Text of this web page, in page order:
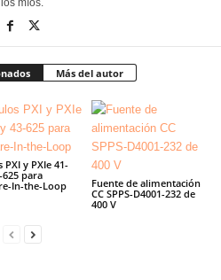
los míos.
Más del autor
PXI y PXIe 41-
625 para
In-the-Loop
Fuente de alimentación
CC SPPS-D4001-232 de
400 V